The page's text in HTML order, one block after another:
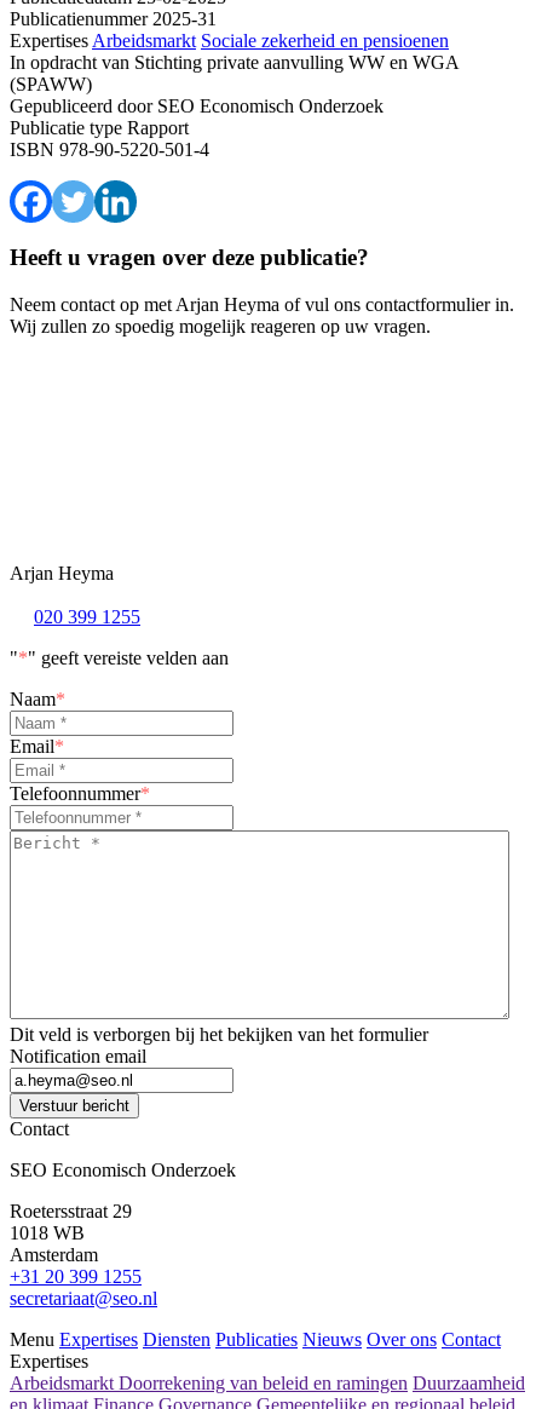
Publicatienummer2025-31
Expertises Arbeidsmarkt Sociale zekerheid en pensioenen
In opdracht van Stichting private aanvulling WW en WGA
(SPAWW)
Gepubliceerd doorSEO Economisch Onderzoek
Publicatie type Rapport
ISBN 978-90-5220-501-4
Heeft u vragen over deze publicatie?
Neem contact op met Arjan Heyma of vul ons contactformulier in.
Wij zullen zo spoedig mogelijk reageren op uw vragen.
Arjan Heyma
020 399 1255
"*" geeft vereiste velden aan
Naam*
Email*
Telefoonnummer*
Bericht
Dit veld is verborgen bij het bekijken van het formulier
Notification email
Verstuur bericht
Contact
SEO Economisch Onderzoek
Roetersstraat 29
1018 WB
Amsterdam
+31 20 399 1255
secretariaat@seo.nl
Menu Expertises Diensten Publicaties Nieuws Over ons Contact
Expertises
Arbeidsmarkt Doorrekening van beleid en ramingen Duurzaamheid